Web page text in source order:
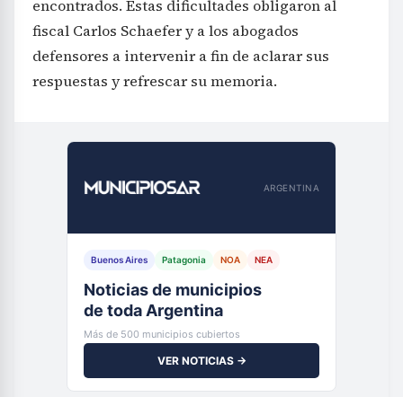
encontrados. Estas dificultades obligaron al
fiscal Carlos Schaefer y a los abogados
defensores a intervenir a fin de aclarar sus
respuestas y refrescar su memoria.
ARGENTINA
Buenos Aires Patagonia NOA NEA
Noticias de municipios
de toda Argentina
Más de 500 municipios cubiertos
VER NOTICIAS →